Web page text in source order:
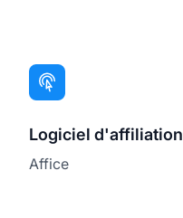
Logiciel d'affiliation
Affice